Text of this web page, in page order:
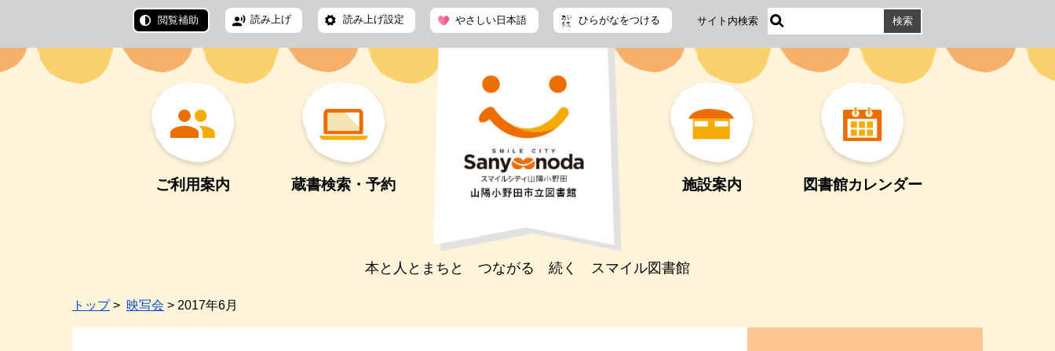
閲覧補助 読み上げ 読み上げ設定 やさしい日本語 ひらがなをつける サイト内検索
ご利用案内 蔵書検索・予約 施設案内 図書館カレンダー
本と人とまちと つながる 続く スマイル図書館
トップ> 映写会 > 2017年6月